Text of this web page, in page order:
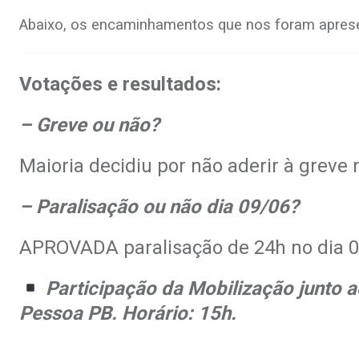
Abaixo, os encaminhamentos que nos foram
Votações e resultados:
– Greve ou não?
Maioria decidiu por não aderir à greve
– Paralisação ou não dia 09/06?
APROVADA paralisação de 24h no dia
Participação da Mobilização junto
Pessoa PB. Horário: 15h.